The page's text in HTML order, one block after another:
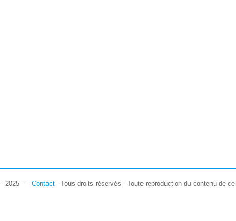
- 2025 - Contact - Tous droits réservés - Toute reproduction du contenu de